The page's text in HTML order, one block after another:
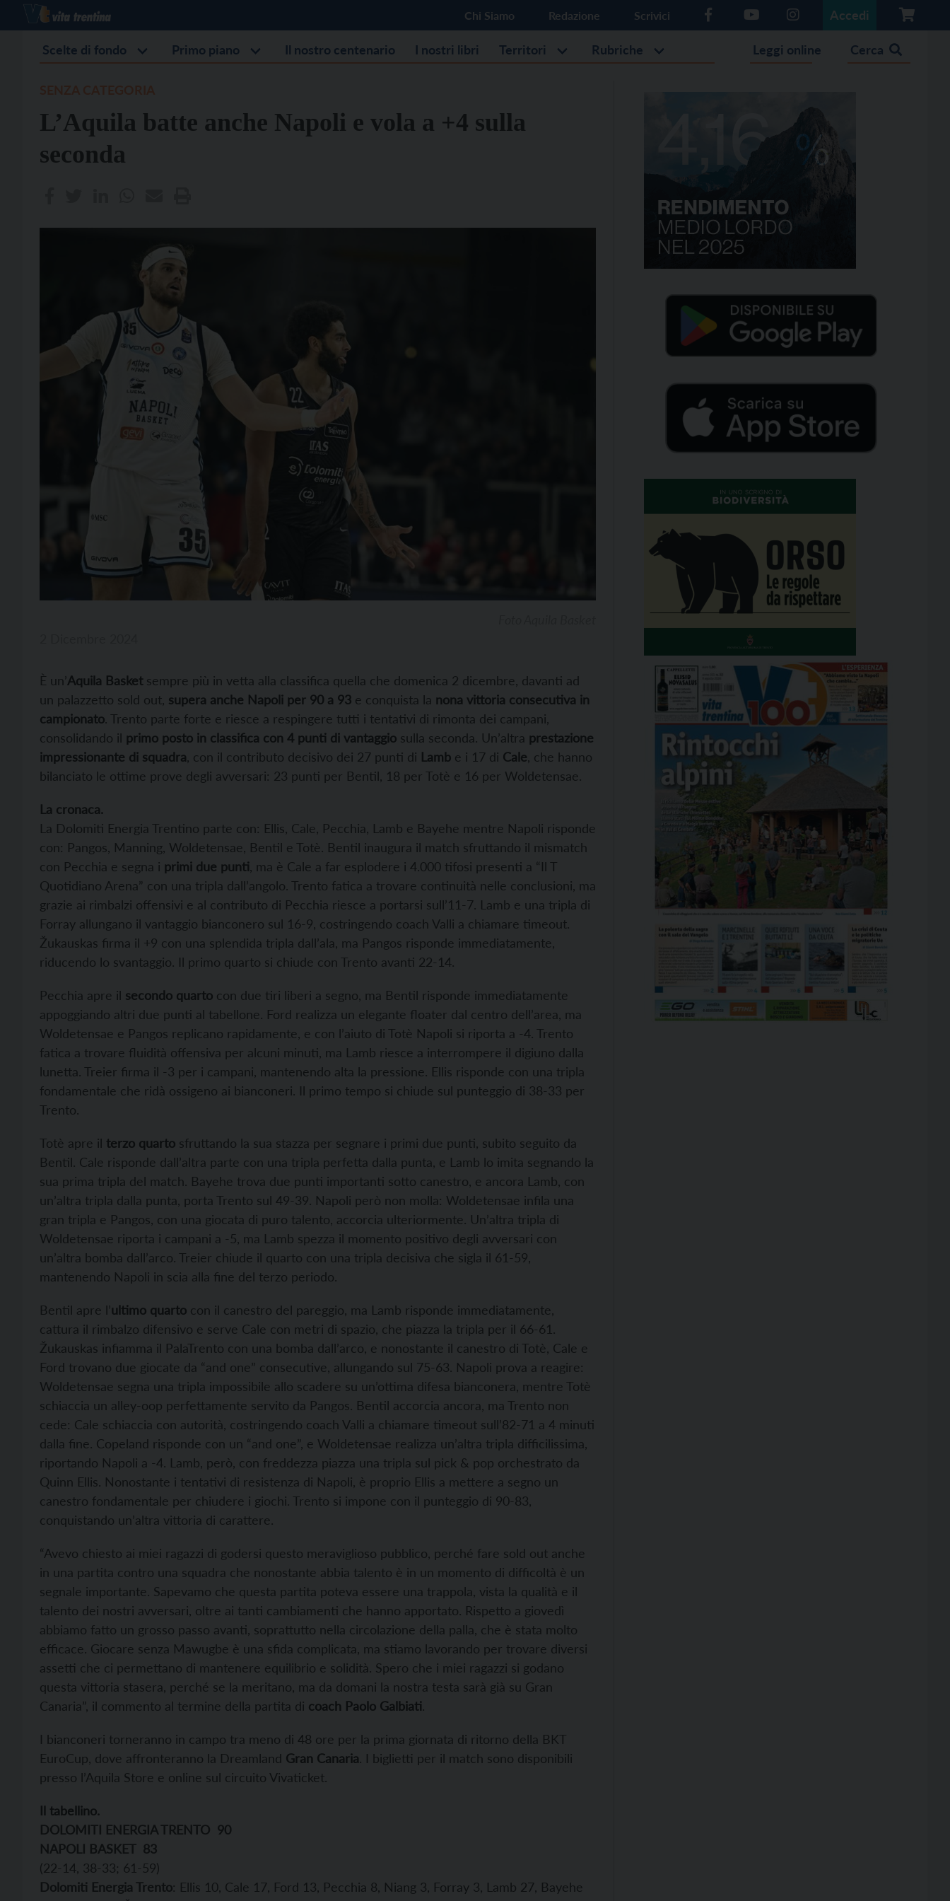
Chi Siamo Redazione Scrivici Accedi
Scelte di fondo Primo piano Il nostro centenario I nostri libri Territori Rubriche Leggi online Cerca
L’Aquila batte anche Napoli e vola a +4 sulla
seconda
È un’Aquila Basketsempre più in vetta alla classifica quella che domenica 2 dicembre, davanti ad
un palazzetto sold out, supera anche Napoli per 90 a 93 e conquista la nona vittoria consecutiva in
campionato. Trento parte forte e riesce a respingere tutti i tentativi di rimonta dei campani,
consolidando il primo posto in classifica con 4 punti di vantaggio sulla seconda. Un’altra prestazione
impressionante di squadra , con il contributo decisivo dei 27 punti di Lamb e i 17 di Cale , che hanno
bilanciato le ottime prove degli avversari: 23 punti per Bentil, 18 per Totè e 16 per Woldetensae.
La cronaca.
La Dolomiti Energia Trentino parte con: Ellis, Cale, Pecchia, Lamb e Bayehe mentre Napoli risponde
con: Pangos, Manning, Woldetensae, Bentil e Totè. Bentil inaugura il match sfruttando il mismatch
con Pecchia e segna i primi due punti , ma è Cale a far esplodere i 4.000 tifosi presenti a “Il T
Quotidiano Arena” con una tripla dall’angolo. Trento fatica a trovare continuità nelle conclusioni, ma
grazie ai rimbalzi offensivi e al contributo di Pecchia riesce a portarsi sull’11-7. Lamb e una tripla di
Forray allungano il vantaggio bianconero sul 16-9, costringendo coach Valli a chiamare timeout.
Žukauskas firma il +9 con una splendida tripla dall’ala, ma Pangos risponde immediatamente,
riducendo lo svantaggio. Il primo quarto si chiude con Trento avanti 22-14.
Pecchia apre il secondo quarto con due tiri liberi a segno, ma Bentil risponde immediatamente
appoggiando altri due punti al tabellone. Ford realizza un elegante floater dal centro dell’area, ma
Woldetensae e Pangos replicano rapidamente, e con l’aiuto di Totè Napoli si riporta a -4. Trento
fatica a trovare fluidità offensiva per alcuni minuti, ma Lamb riesce a interrompere il digiuno dalla
lunetta. Treier firma il -3 per i campani, mantenendo alta la pressione. Ellis risponde con una tripla
fondamentale che ridà ossigeno ai bianconeri. Il primo tempo si chiude sul punteggio di 38-33 per
Trento.
Totè apre il terzo quarto sfruttando la sua stazza per segnare i primi due punti, subito seguito da
Bentil. Cale risponde dall’altra parte con una tripla perfetta dalla punta, e Lamb lo imita segnando la
sua prima tripla del match. Bayehe trova due punti importanti sotto canestro, e ancora Lamb, con
un’altra tripla dalla punta, porta Trento sul 49-39. Napoli però non molla: Woldetensae infila una
gran tripla e Pangos, con una giocata di puro talento, accorcia ulteriormente. Un’altra tripla di
Woldetensae riporta i campani a -5, ma Lamb spezza il momento positivo degli avversari con
un’altra bomba dall’arco. Treier chiude il quarto con una tripla decisiva che sigla il 61-59,
mantenendo Napoli in scia alla fine del terzo periodo.
Bentil apre l’ultimo quarto con il canestro del pareggio, ma Lamb risponde immediatamente,
cattura il rimbalzo difensivo e serve Cale con metri di spazio, che piazza la tripla per il 66-61.
Žukauskas infiamma il PalaTrento con una bomba dall’arco, e nonostante il canestro di Totè, Cale e
Ford trovano due giocate da “and one” consecutive, allungando sul 75-63. Napoli prova a reagire:
Woldetensae segna una tripla impossibile allo scadere su un’ottima difesa bianconera, mentre Totè
schiaccia un alley-oop perfettamente servito da Pangos. Bentil accorcia ancora, ma Trento non
cede: Cale schiaccia con autorità, costringendo coach Valli a chiamare timeout sull’82-71 a 4 minuti
dalla fine. Copeland risponde con un “and one”, e Woldetensae realizza un’altra tripla difficilissima,
riportando Napoli a -4. Lamb, però, con freddezza piazza una tripla sul pick & pop orchestrato da
Quinn Ellis. Nonostante i tentativi di resistenza di Napoli, è proprio Ellis a mettere a segno un
canestro fondamentale per chiudere i giochi. Trento si impone con il punteggio di 90-83,
conquistando un’altra vittoria di carattere.
“Avevo chiesto ai miei ragazzi di godersi questo meraviglioso pubblico, perché fare sold out anche
in una partita contro una squadra che nonostante abbia talento è in un momento di difficoltà è un
segnale importante. Sapevamo che questa partita poteva essere una trappola, vista la qualità e il
talento dei nostri avversari, oltre ai tanti cambiamenti che hanno apportato. Rispetto a giovedì
abbiamo fatto un grosso passo avanti, soprattutto nella circolazione della palla, che è stata molto
efficace. Giocare senza Mawugbe è una sfida complicata, ma stiamo lavorando per trovare diversi
assetti che ci permettano di mantenere equilibrio e solidità. Spero che i miei ragazzi si godano
questa vittoria stasera, perché se la meritano, ma da domani la nostra testa sarà già su Gran
Canaria”, il commento al termine della partita di coach Paolo Galbiati.
I bianconeri torneranno in campo tra meno di 48 ore per la prima giornata di ritorno della BKT
EuroCup, dove affronteranno la Dreamland Gran Canaria. I biglietti per il match sono disponibili
presso l’Aquila Store e online sul circuito Vivaticket.
Il tabellino.
DOLOMITI ENERGIA TRENTO 90
NAPOLI BASKET 83
(22-14, 38-33; 61-59)
Dolomiti Energia Trento: Ellis 10, Cale 17, Ford 13, Pecchia 8, Niang 3, Forray 3, Lamb 27, Bayehe